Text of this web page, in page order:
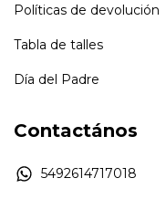
Políticas de devolución
Tabla de talles
Día del Padre
Contactános
5492614717018